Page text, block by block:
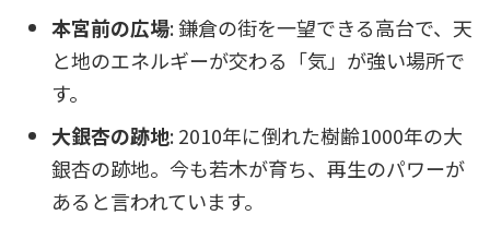
本宮前の広場: 鎌倉の街を一望できる高台で、天
と地のエネルギーが交わる「気」が強い場所で
す。
大銀杏の跡地: 2010年に倒れた樹齢1000年の大
銀杏の跡地。今も若木が育ち、再生のパワーが
あると言われています。